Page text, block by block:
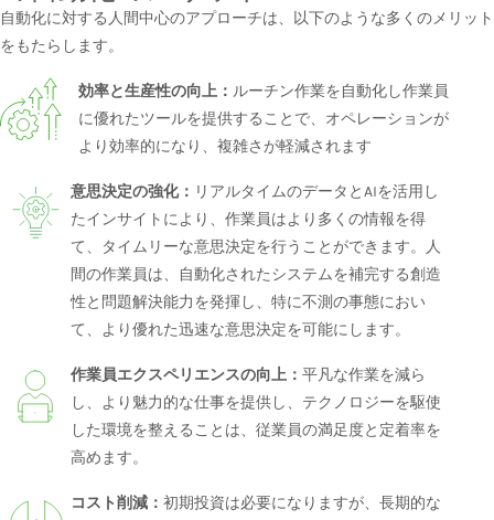
自動化に対する人間中心のアプローチは、以下のような多くのメリット
をもたらします。
効率と生産性の向上： ルーチン作業を自動化し作業員
に優れたツールを提供することで、オペレーションが
より効率的になり、複雑さが軽減されます
意思決定の強化： リアルタイムのデータとAIを活用し
たインサイトにより、作業員はより多くの情報を得
て、タイムリーな意思決定を行うことができます。人
間の作業員は、自動化されたシステムを補完する創造
性と問題解決能力を発揮し、特に不測の事態におい
て、より優れた迅速な意思決定を可能にします。
作業員エクスペリエンスの向上： 平凡な作業を減ら
し、より魅力的な仕事を提供し、テクノロジーを駆使
した環境を整えることは、従業員の満足度と定着率を
高めます。
コスト削減： 初期投資は必要になりますが、長期的な